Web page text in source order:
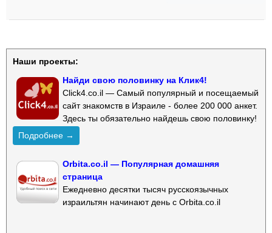
Наши проекты:
Найди свою половинку на Клик4!
Click4.co.il — Самый популярный и посещаемый
сайт знакомств в Израиле - более 200 000 анкет.
Здесь ты обязательно найдешь свою половинку!
Подробнее →
Orbita.co.il — Популярная домашняя
страница
Ежедневно десятки тысяч русскоязычных
израильтян начинают день с Orbita.co.il